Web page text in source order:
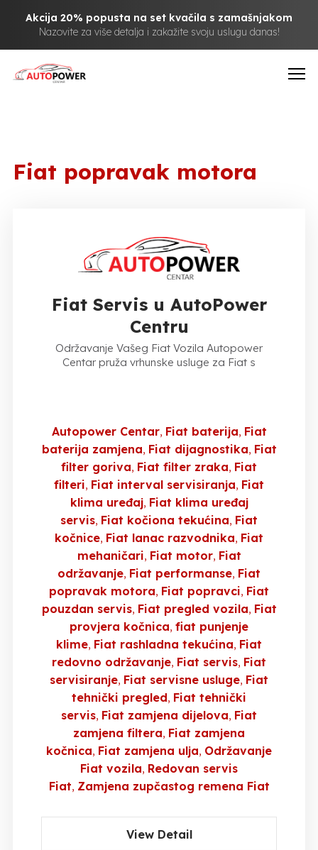
Akcija 20% popusta na set kvačila s zamašnjakom
Nazovite za više detalja i zakažite svoju uslugu danas!
Fiat popravak motora
Fiat Servis u AutoPower
Centru
Održavanje Vašeg Fiat Vozila Autopower
Centar pruža vrhunske usluge za Fiat s
Autopower Centar Fiat baterija Fiat
baterija zamjena Fiat dijagnostika Fiat
filter goriva Fiat filter zraka Fiat
filteri Fiat interval servisiranja Fiat
klima uređaj Fiat klima uređaj
servis Fiat kočiona tekućina Fiat
kočnice Fiat lanac razvodnika Fiat
mehaničari Fiat motor Fiat
održavanje Fiat performanse Fiat
popravak motora Fiat popravci Fiat
pouzdan servis Fiat pregled vozila Fiat
provjera kočnica fiat punjenje
klime Fiat rashladna tekućina Fiat
redovno održavanje Fiat servis Fiat
servisiranje Fiat servisne usluge Fiat
tehnički pregled Fiat tehnički
servis Fiat zamjena dijelova Fiat
zamjena filtera Fiat zamjena
kočnica Fiat zamjena ulja Održavanje
Fiat vozila Redovan servis
Fiat Zamjena zupčastog remena Fiat
View Detail